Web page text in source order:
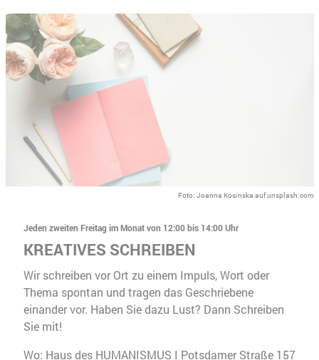
Foto: Joanna Kosinska auf unsplash.com
Jeden zweiten Freitag im Monat von 12:00 bis 14:00 Uhr
KREATIVES SCHREIBEN
Wir schreiben vor Ort zu einem Impuls, Wort oder
Thema spontan und tragen das Geschriebene
einander vor. Haben Sie dazu Lust? Dann Schreiben
Sie mit!
Wo: Haus des HUMANISMUS I Potsdamer Straße 157